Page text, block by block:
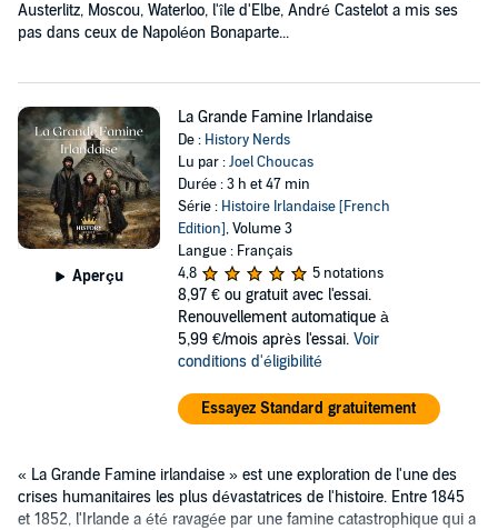
Austerlitz, Moscou, Waterloo, l'île d'Elbe, André Castelot a mis ses
pas dans ceux de Napoléon Bonaparte...
Aperçu
La Grande Famine Irlandaise
De : History Nerds
Lu par :Joel Choucas
Durée : 3 h et 47 min
Série : Histoire Irlandaise [French
Edition], Volume 3
Langue : Français
4,8
5 notations
8,97 € ou gratuit avec l'essai.
Renouvellement automatique à
5,99 €/mois après l'essai. Voir
conditions d'éligibilité
Essayez Standard gratuitement
« La Grande Famine irlandaise » est une exploration de l'une des
crises humanitaires les plus dévastatrices de l'histoire. Entre 1845
et 1852, l'Irlande a été ravagée par une famine catastrophique qui a